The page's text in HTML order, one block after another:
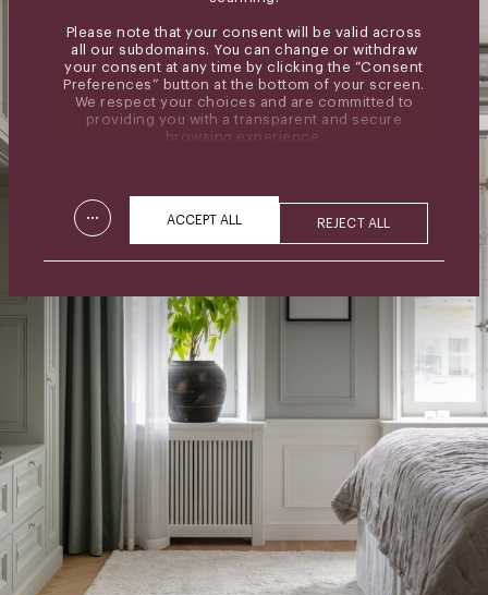
Please note that your consent will be valid across
all our subdomains. You can change or withdraw
your consent at any time by clicking the “Consent
Preferences” button at the bottom of your screen.
We respect your choices and are committed to
providing you with a transparent and secure
browsing experience.
... ACCEPT ALL REJECT ALL